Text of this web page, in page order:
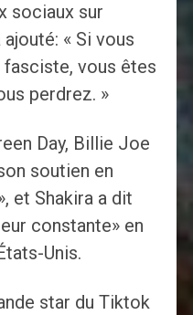
sociaux sur
« Si vous
vous êtes
perdrez. »
Day, Billie Joe
soutien en
et Shakira a dit
constante» en
Unis.
star du Tiktok